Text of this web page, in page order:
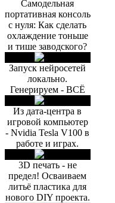
Самодельная
портативная консоль
с нуля: Как сделать
охлаждение тоньше
и тише заводского?
Запуск нейросетей
локально.
Генерируем - ВСЁ
Из дата-центра в
игровой компьютер
- Nvidia Tesla V100 в
работе и играх.
3D печать - не
предел! Осваиваем
литьё пластика для
нового DIY проекта.